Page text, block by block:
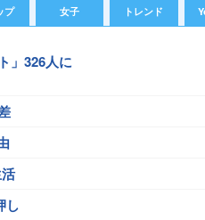
プ 女子 トレンド
」326人に
し